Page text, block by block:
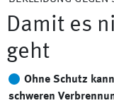
Damit es
geht
Ohne Schutz
schweren